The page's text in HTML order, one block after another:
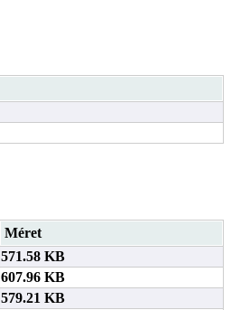
Méret
571.58 KB
607.96 KB
579.21 KB